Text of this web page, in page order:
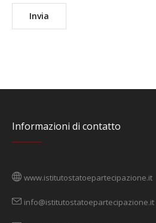
Informazioni di contatto
www.istitutostatoepartecipazione.it
info@istitutostatoepartecipazione.it